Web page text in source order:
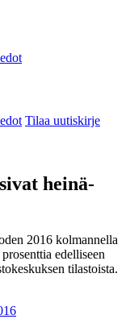
Tilaa uutiskirje
heinä-
2016 kolmannella
edelliseen
tilastoista.